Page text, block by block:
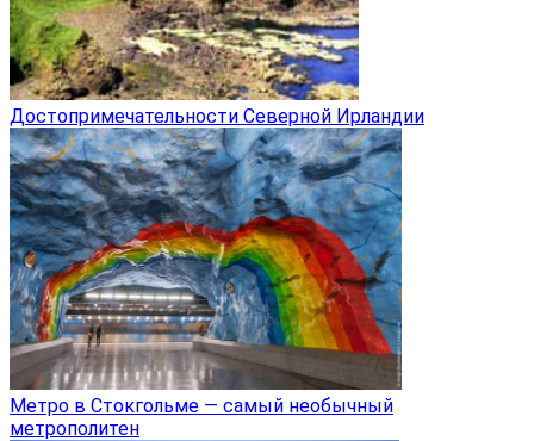
Достопримечательности Северной Ирландии
Метро в Стокгольме — самый необычный
метрополитен